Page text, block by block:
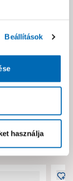
Beállítások
használja
leírásában?